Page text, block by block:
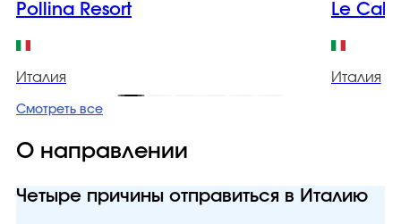
Pollina Resort
Италия
Le
Италия
Смотреть все
О направлении
Четыре причины отправиться в Италию